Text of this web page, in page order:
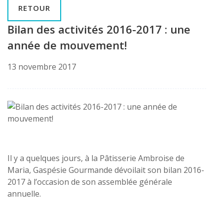
RETOUR
Bilan des activités 2016-2017 : une
année de mouvement!
13 novembre 2017
Il y a quelques jours, à la Pâtisserie Ambroise de
Maria, Gaspésie Gourmande dévoilait son bilan 2016-
2017 à l’occasion de son assemblée générale
annuelle.